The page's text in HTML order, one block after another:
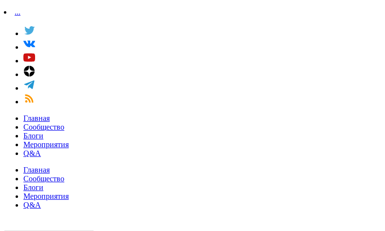
...
Главная
Сообщество
Блоги
Мероприятия
Q&A
Главная
Сообщество
Блоги
Мероприятия
Q&A